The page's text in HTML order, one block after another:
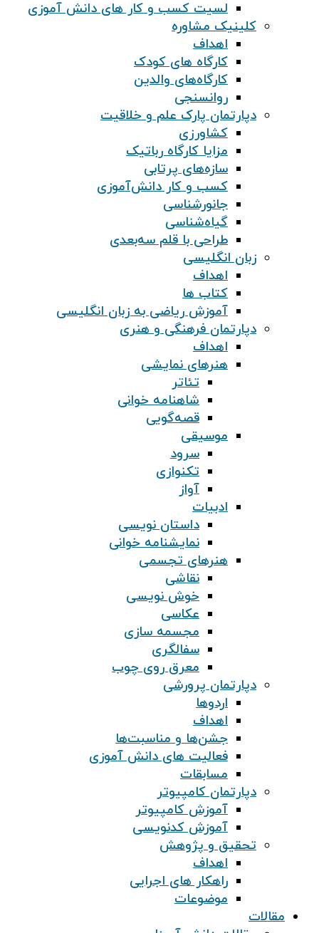
لسیت کسب و کار های دانش آموزی
کلینیک مشاوره
اهداف
کارگاه های کودک
کارگاه‌های والدین
روانسنجی
دپارتمان پارک علم و خلاقیت
کشاورزی
مزایا کارگاه رباتیک
سازه‌های پرتابی
کسب و کار دانش‌آموزی
جانورشناسی
گیاه‌شناسی
طراحی با قلم سه‌بعدی
زبان انگلیسی
اهداف
کتاب ها
آموزش ریاضی به زبان انگلیسی
دپارتمان فرهنگی و هنری
اهداف
هنرهای نمایشی
تئاتر
شاهنامه خوانی
قصه‌گویی
موسیقی
سرود
تکنوازی
آواز
ادبیات
داستان نویسی
نمایشنامه خوانی
هنرهای تجسمی
نقاشی
خوش نویسی
عکاسی
مجسمه سازی
سفالگری
معرق روی چوب
دپارتمان پرورشی
اردوها
اهداف
جشن‌ها و مناسبت‌ها
فعالیت های دانش آموزی
مسابقات
دپارتمان کامپیوتر
آموزش کامپیوتر
آموزش کدنویسی
تحقیق و پژوهش
اهداف
راهکار های اجرایی
موضوعات
مقالات